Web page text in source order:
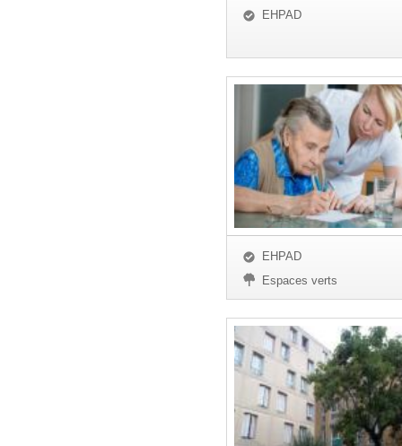
EHPAD
EHPAD
Espaces verts